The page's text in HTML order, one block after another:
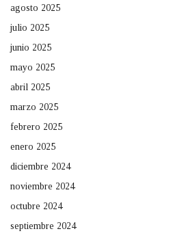
agosto 2025
julio 2025
junio 2025
mayo 2025
abril 2025
marzo 2025
febrero 2025
enero 2025
diciembre 2024
noviembre 2024
octubre 2024
septiembre 2024